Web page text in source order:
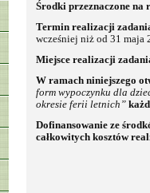
Środki przeznaczone na
Termin realizacji
wcześniej niż od 31 maja
Miejsce realizacji
W ramach niniejszego
form wypoczynku dla
okresie ferii letnich”
Dofinansowanie ze
całkowitych kosztów